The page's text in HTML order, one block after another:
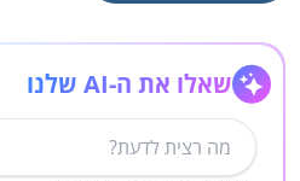
שאלו את ה-AI שלנו